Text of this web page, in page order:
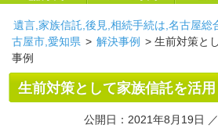
遺言,家族信託,後見,相続手続は,名古屋総
古屋市,愛知県 > 解決事例 >生前対策と
事例
生前対策として家族信託を活用
公開日：2021年8月19日